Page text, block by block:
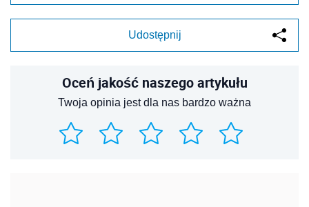
Udostępnij
Oceń jakość naszego artykułu
Twoja opinia jest dla nas bardzo ważna